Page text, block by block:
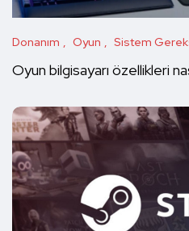
Donanım Oyun Sistem
Oyun bilgisayarı özellikleri